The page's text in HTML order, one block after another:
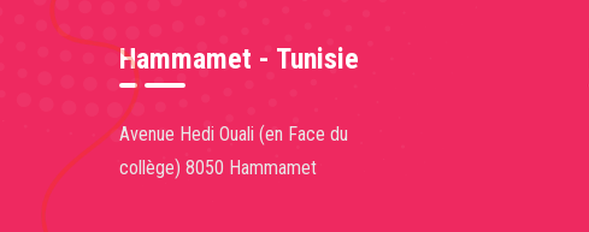
Hammamet - Tunisie
Avenue Hedi Ouali (en Face du
collège) 8050 Hammamet